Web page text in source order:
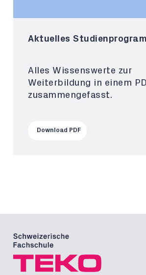
Aktuelles
Alles Wissenswerte zur
Weiterbildung in einem
zusammengefasst.
Download PDF